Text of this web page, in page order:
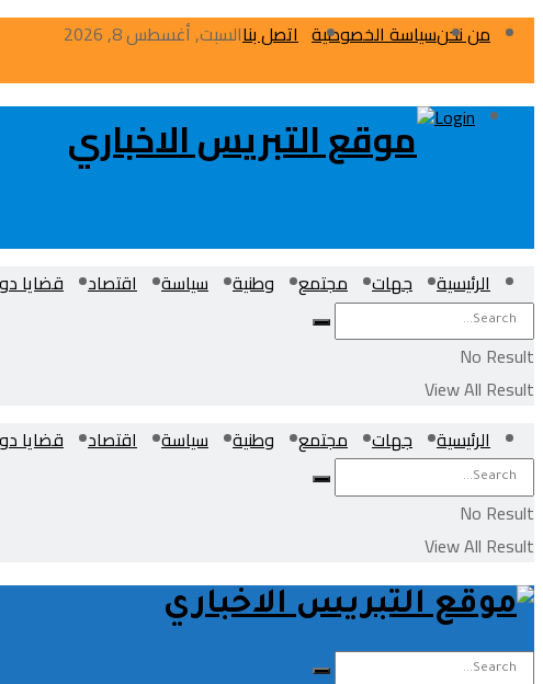
من نحنسياسة الخصوصية اتصل بناالسبت, أغسطس 8, 2026
Login
الرئيسية جهات مجتمع وطنية سياسة اقتصاد قضايا
No Result
View All Result
الرئيسية
جهات مجتمع وطنية سياسة اقتصاد قضايا
No Result
View All Result